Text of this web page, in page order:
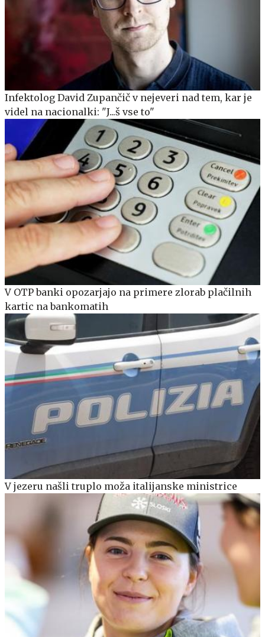
Infektolog David Zupančič v nejeveri nad tem, kar je
videl na nacionalki: "J...š vse to"
V OTP banki opozarjajo na primere zlorab plačilnih
kartic na bankomatih
V jezeru našli truplo moža italijanske ministrice